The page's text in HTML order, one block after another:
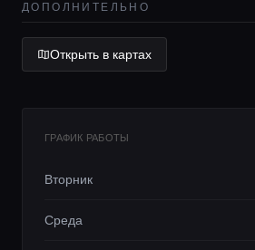
Lifestyle
ДОПОЛНИТЕЛЬНО
Открыть в картах
ГРАФИК РАБОТЫ
Вторник
Среда